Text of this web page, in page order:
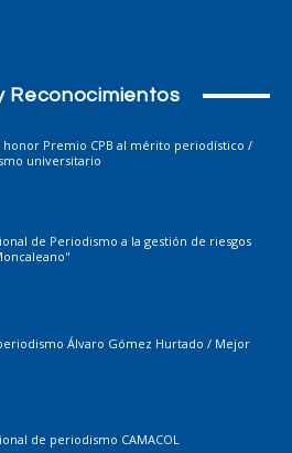
Reconocimientos
honor Premio CPB al mérito periodístico /
universitario
de Periodismo a la gestión de riesgos
Álvaro Gómez Hurtado / Mejor
de periodismo CAMACOL